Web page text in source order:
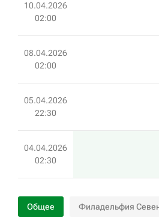
10.04.2026
02:00
08.04.2026
02:00
05.04.2026
22:30
04.04.2026
02:30
Общее Филадельфия